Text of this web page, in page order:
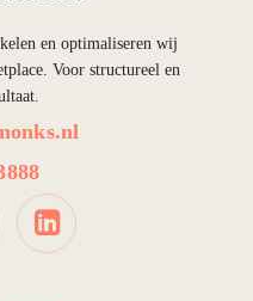
en optimaliseren wij
Voor structureel en